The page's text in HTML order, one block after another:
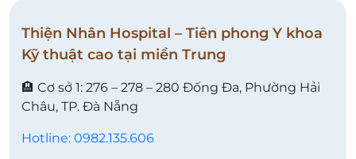
Thiện Nhân Hospital – Tiên phong Y khoa
Kỹ thuật cao tại miền Trung
🏨 Cơ sở 1: 276 – 278 – 280 Đống Đa, Phường Hải
Châu, TP. Đà Nẵng
Hotline: 0982.135.606